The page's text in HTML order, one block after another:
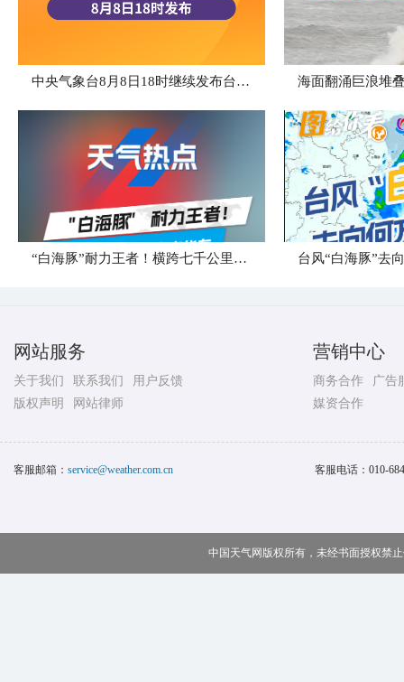
中央气象台8月8日18时继续发布台风橙色预警 海面翻涌巨浪堆
“白海豚”耐力王者！横跨七千公里直奔华东 台风“白海豚”去
网站服务
关于我们 联系我们
用户反馈
版权声明
网站律师
营销中心
商务合作
广告
媒资合作
客服邮箱： service@weather.com.cn 客服电话： 010-
中国天气网版权所有，未经书面授权